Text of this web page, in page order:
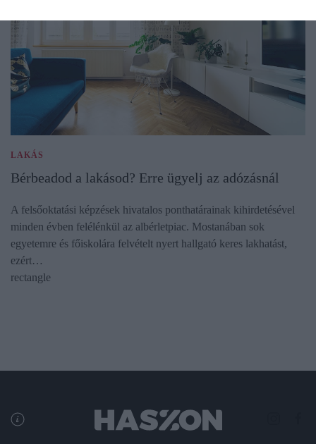
LAKÁS
Bérbeadod a lakásod? Erre ügyelj az adózásnál
A felsőoktatási képzések hivatalos ponthatárainak kihirdetésével
minden évben felélénkül az albérletpiac. Mostanában sok
egyetemre és főiskolára felvételt nyert hallgató keres lakhatást,
ezért…
rectangle